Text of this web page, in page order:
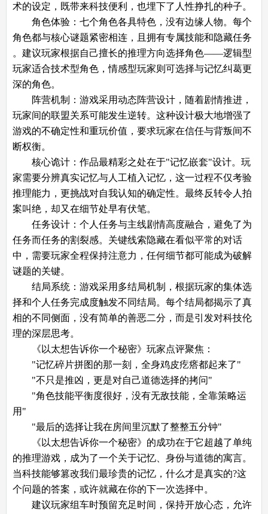
术的设定，既带来科技便利，也埋下了人性挣扎的种子。
​​角色体验​​：七个角色各具特色，没有边缘人物。每个
角色都与核心谜题紧密相连，且拥有​​专属技能​​和​​隐藏任务​​
。建议玩家根据自己擅长的推理方向选择角色——逻辑型
玩家适合技术型角色，情感型玩家则可选择与记忆纠葛更
深的角色。
​​阵营机制​​：游戏采用​​动态阵营​​设计，随着剧情推进，
玩家间的联盟关系可能发生逆转。这种设计极大地增强了
游戏的不确定性和重玩价值，要求玩家在信任与背叛间不
断权衡。
​​核心诡计​​：作品最精彩之处在于"记忆嵌套"设计。玩
家需要分辨真实记忆与人工植入记忆，这一过程不仅考验
推理能力，更挑战对自我认知的确定性。最终反转令人拍
案叫绝，却又在细节处早有伏笔。
​​任务设计​​：个人任务与主线剧情高度融合，避免了为
任务而任务的割裂感。关键线索隐藏在看似平常的对话
中，需要玩家全程保持注意力，任何细节都可能成为破解
谜题的关键。
​​结局系统​​：游戏采用​​多结局机制​​，根据玩家的集体选
择和个人任务完成度触发不同结局。每个结局都揭示了真
相的不同侧面，没有简单的善恶二分，而是引发对科技伦
理的深层思考。
《以太想告诉你一个秘密》​​玩家点评聚焦​​：
"记忆碎片拼图的那一刻，全身鸡皮疙瘩都起来了"
"不只是推凶，更是对自己道德选择的拷问"
"角色技能平衡度很好，没有无敌技能，全靠策略运
用"
"最后的选择让我在房间里沉默了整整五分钟"
《以太想告诉你一个秘密》的成功在于它超越了单纯
的推理游戏，成为了一个关于记忆、身份与道德的寓言。
当科技能够篡改我们最珍贵的记忆，什么才是真实的?这
个问题的答案，或许就藏在你的下一次选择中。
建议玩家组车时预留充足时间，保持开放心态，允许